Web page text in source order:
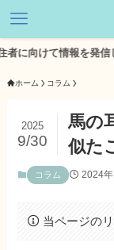
て情報を発信してい
ホーム コラム
馬の
似た
2025
9/30
コラム 2024
当ページの